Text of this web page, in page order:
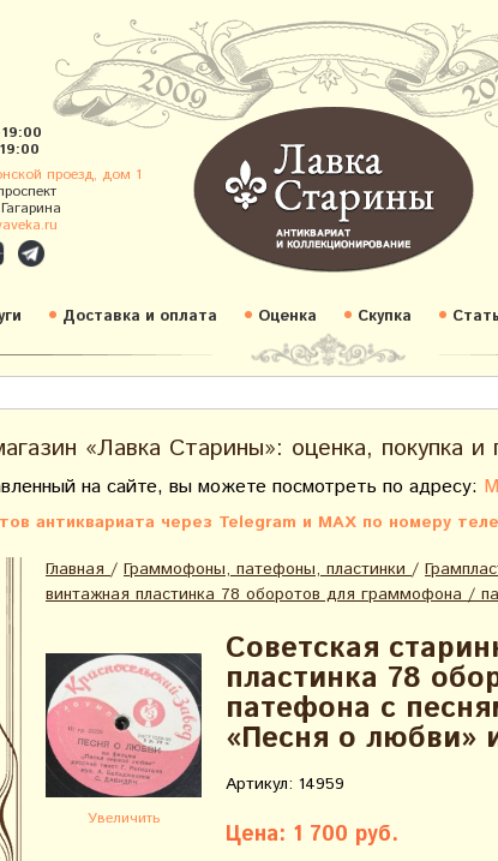
проезд, дом 1
Доставка и оплата Оценка Скупка
«Лавка Старины»: оценка, покупка и
на сайте, вы можете посмотреть по адресу:
антиквариата через Telegram и MAX по номеру
Главная / Граммофоны, патефоны, пластинки /
винтажная пластинка 78 оборотов для граммофона /
Увеличить
Советская
пластинка 78
патефона с
«Песня о любви»
Артикул: 14959
Цена: 1 700 руб.